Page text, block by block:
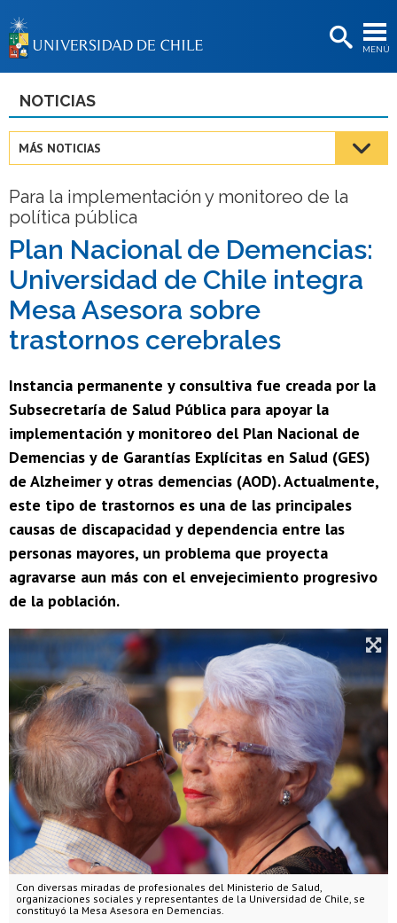
MENÚ
BIBLIOTECAS
Estudiantes
Académicas/os
Funcionarias/os
Egresadas/os
NOTICIAS
MÁS NOTICIAS
Para la implementación y monitoreo de la
política pública
Plan Nacional de Demencias:
Universidad de Chile integra
Mesa Asesora sobre
trastornos cerebrales
Instancia permanente y consultiva fue creada por la
Subsecretaría de Salud Pública para apoyar la
implementación y monitoreo del Plan Nacional de
Demencias y de Garantías Explícitas en Salud (GES)
de Alzheimer y otras demencias (AOD). Actualmente,
este tipo de trastornos es una de las principales
causas de discapacidad y dependencia entre las
personas mayores, un problema que proyecta
agravarse aun más con el envejecimiento progresivo
de la población.
Con diversas miradas de profesionales del Ministerio de Salud,
organizaciones sociales y representantes de la Universidad de Chile, se
constituyó la Mesa Asesora en Demencias.